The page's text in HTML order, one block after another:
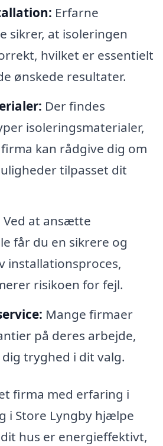
Erfarne
sikrer, at isoleringen
hvilket er essentielt
ønskede resultater.
Der findes
isoleringsmaterialer,
kan rådgive dig om
tilpasset dit
Ved at ansætte
får du en sikrere og
installationsproces,
risikoen for fejl.
Mange firmaer
på deres arbejde,
tryghed i dit valg.
firma med erfaring i
i Store Lyngby hjælpe
hus er energieffektivt,